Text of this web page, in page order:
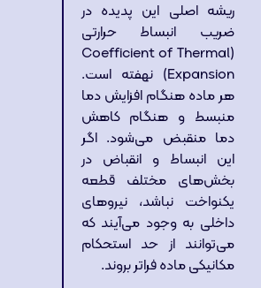
ریشه اصلی این پدیده در
ضریب انبساط حرارتی
(Coefficient of Thermal
Expansion) نهفته است.
هر ماده هنگام افزایش دما
منبسط و هنگام کاهش
دما منقبض می‌شود. اگر
این انبساط و انقباض در
بخش‌های مختلف قطعه
یکنواخت نباشد، نیروهای
داخلی به وجود می‌آیند که
می‌توانند از حد استحکام
مکانیکی ماده فراتر بروند.